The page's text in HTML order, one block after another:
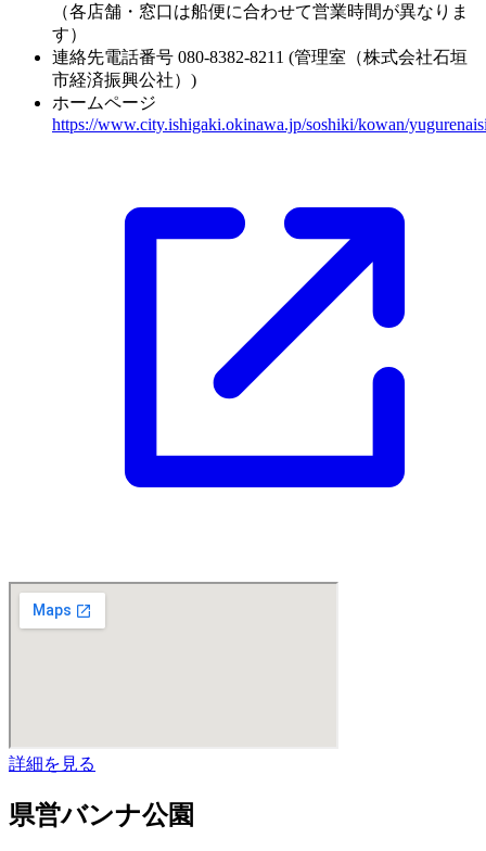
（各店舗・窓口は船便に合わせて営業時間が異なりま
す）
連絡先電話番号 080-8382-8211 (管理室（株式会社石垣
市経済振興公社）)
ホームページ
https://www.city.ishigaki.okinawa.jp/soshiki/kowan/
詳細を見る
県営バンナ公園